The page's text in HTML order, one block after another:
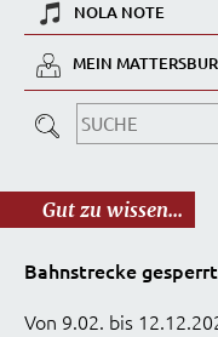
NOLA NOTE
MEIN
Gut zu wissen...
Bahnstrecke
Von 9.02. bis